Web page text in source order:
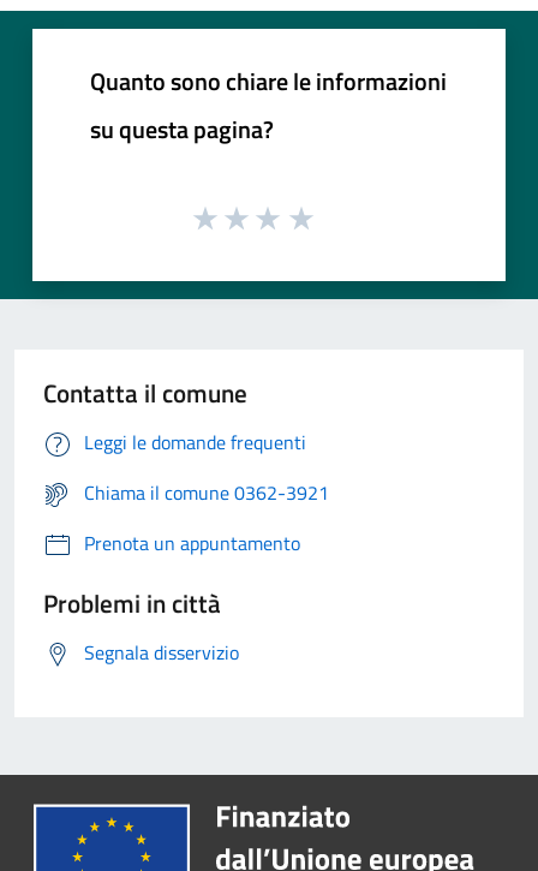
Quanto sono chiare le informazioni
su questa pagina?
Contatta il comune
Leggi le domande frequenti
Chiama il comune 0362-3921
Prenota un appuntamento
Problemi in città
Segnala disservizio